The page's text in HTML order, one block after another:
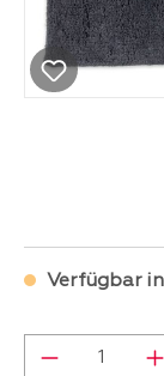
Verfügbar
Produkt